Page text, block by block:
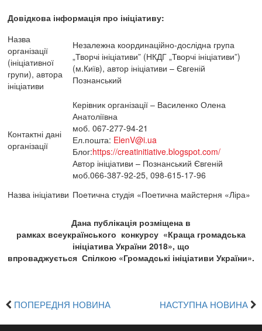
Довідкова інформація про ініціативу:
Назва
організації
(ініціативної
групи), автора
ініціативи
Незалежна координаційно-дослідна група
„Творчі ініціативи” (НКДГ „Творчі ініціативи”)
(м.Київ), автор ініціативи – Євгеній
Познанський
Контактні дані
організації
Керівник організації – Василенко Олена
Анатоліївна
моб. 067-277-94-21
Ел.пошта: ElenV@i.ua
Блог:https://creatinitiative.blogspot.com/
Автор ініціативи – Познанський Євгеній
моб.066-387-92-25, 098-615-17-96
Назва ініціативи Поетична студія «Поетична майстерня «Ліра»
Дана публікація розміщена в
рамках всеукраїнського конкурсу «Краща громадська
ініціатива України 2018», що
впроваджується Спілкою «Громадські ініціативи України».
ПОПЕРЕДНЯ НОВИНА НАСТУПНА НОВИНА